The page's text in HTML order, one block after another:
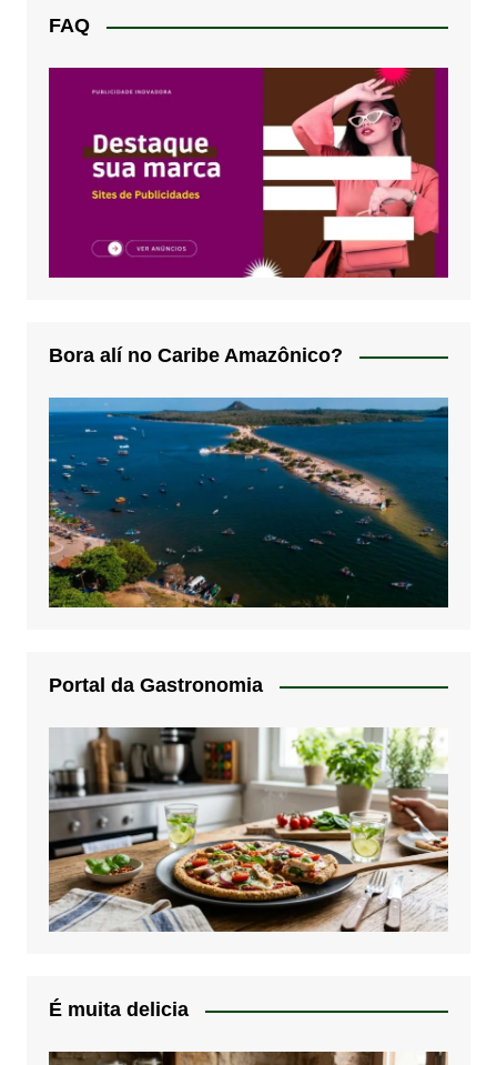
FAQ
Bora alí no Caribe Amazônico?
Portal da Gastronomia
É muita delicia